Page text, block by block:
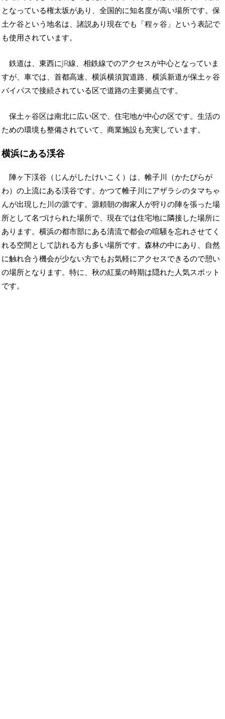
となっている権太坂があり、全国的に知名度が高い場所です。保
土ケ谷という地名は、諸説あり現在でも「程ヶ谷」という表記で
も使用されています。
鉄道は、東西にJR線、相鉄線でのアクセスが中心となっていま
すが、車では、首都高速、横浜横須賀道路、横浜新道が保土ヶ谷
バイパスで接続されている区で道路の主要拠点です。
保土ヶ谷区は南北に広い区で、住宅地が中心の区です。生活の
ための環境も整備されていて、商業施設も充実しています。
横浜にある渓谷
陣ヶ下渓谷（じんがしたけいこく）は、帷子川（かたぴらが
わ）の上流にある渓谷です。かつて帷子川にアザラシのタマちゃ
んが出現した川の源です。源頼朝の御家人が狩りの陣を張った場
所として名づけられた場所で、現在では住宅地に隣接した場所に
あります。横浜の都市部にある清流で都会の喧騒を忘れさせてく
れる空間として訪れる方も多い場所です。森林の中にあり、自然
に触れ合う機会が少ない方でもお気軽にアクセスできるので憩い
の場所となります。特に、秋の紅葉の時期は隠れた人気スポット
です。